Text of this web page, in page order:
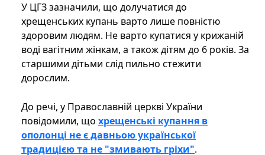
У ЦГЗ зазначили, що долучатися до
хрещенських купань варто лише повністю
здоровим людям. Не варто купатися у крижаній
воді вагітним жінкам, а також дітям до 6 років. За
старшими дітьми слід пильно стежити
дорослим.
До речі, у Православній церкві України
повідомили, що хрещенські купання в
ополонці не є давньою української
традицією та не "змивають гріхи".